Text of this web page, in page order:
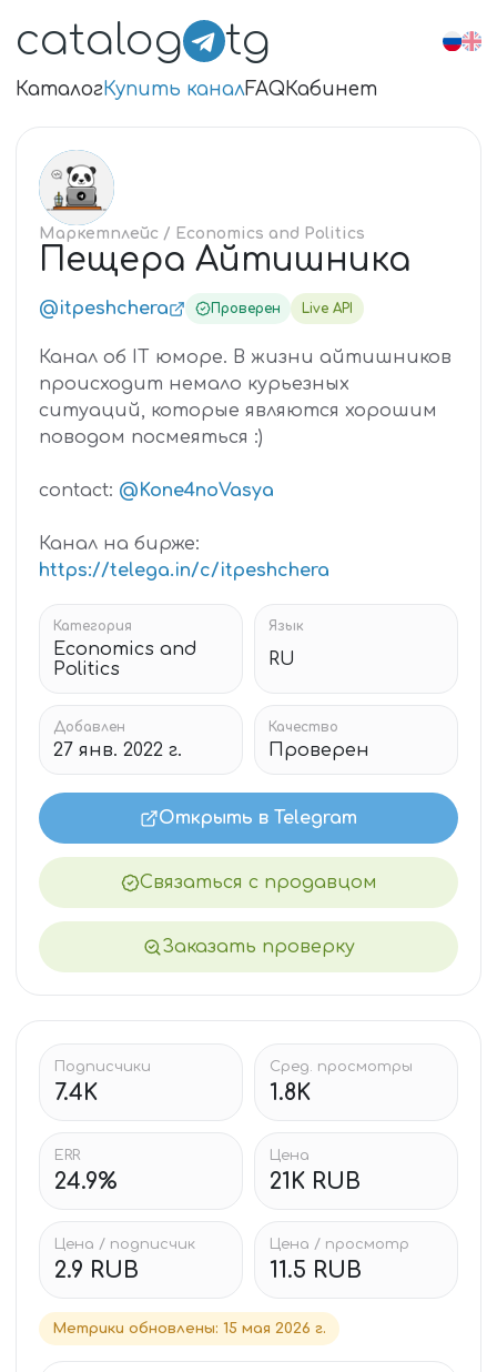
catalog tg
КаталогКупить каналFAQКабинет
ПЕ
Маркетплейс / Economics and Politics
Пещера Айтишника
@itpeshchera Проверен Live API
Канал об IT юморе. В жизни айтишников
происходит немало курьезных
ситуаций, которые являются хорошим
поводом посмеяться :)
contact: @Kone4noVasya
Канал на бирже:
https://telega.in/c/itpeshchera
Категория
Economics and
Politics
Язык
RU
Добавлен
27 янв. 2022 г.
Качество
Проверен
Открыть в Telegram
Связаться с продавцом
Заказать проверку
Подписчики
7.4K
Сред. просмотры
1.8K
ERR
24.9%
Цена
21K RUB
Цена / подписчик
2.9 RUB
Цена / просмотр
11.5 RUB
Метрики обновлены: 15 мая 2026 г.